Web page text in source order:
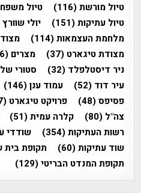
טיול מורשת(116) טיול
טיול עתיקות(151) יולי שוורץ
מלחמת העצמאות(114)
מצודת טיגארט (37) מצרים (36)
ניר דיסטלפלד (32) סטורי
עיר דוד (52) עמוד ענן(146)
פסיפס(48) פרויקט טיגארט (37)
צה"ל (80) קלרה עמית(51)
רשות העתיקות(354) שודדי
שוד עתיקות(60) תקופת בית
תקופת המנדט הבריטי(129)